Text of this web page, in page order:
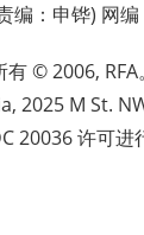
编：申铧) 网
有 © 2006,
2025 M St.
20036 许可进